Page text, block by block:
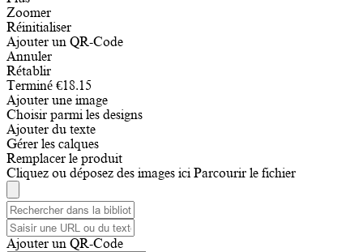
Zoomer
Réinitialiser
Ajouter un QR-Code
Annuler
Rétablir
Terminé €18.15
Ajouter une image
Choisir parmi les designs
Ajouter du texte
Gérer les calques
Remplacer le produit
Cliquez ou déposez des images ici Parcourir le fichier
Ajouter un QR-Code